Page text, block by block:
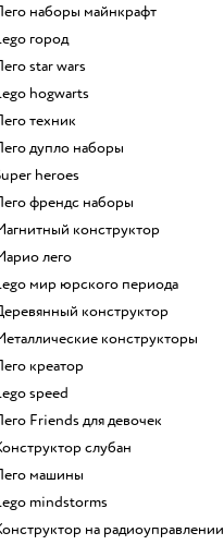
Лего наборы майнкрафт
Lego город
Лего star wars
Lego hogwarts
Лего техник
Лего дупло наборы
Super heroes
Лего френдс наборы
Магнитный конструктор
Марио лего
Lego мир юрского периода
Деревянный конструктор
Металлические конструкторы
Лего креатор
Lego speed
Лего Friends для девочек
Конструктор слубан
Лего машины
Lego mindstorms
Конструктор на радиоуправлении